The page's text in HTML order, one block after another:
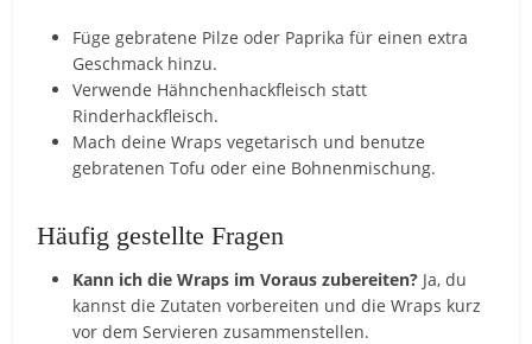
Füge gebratene Pilze oder Paprika für einen extra
Geschmack hinzu.
Verwende Hähnchenhackfleisch statt
Rinderhackfleisch.
Mach deine Wraps vegetarisch und benutze
gebratenen Tofu oder eine Bohnenmischung.
Häufig gestellte Fragen
Kann ich die Wraps im Voraus zubereiten? Ja, du
kannst die Zutaten vorbereiten und die Wraps kurz
vor dem Servieren zusammenstellen.